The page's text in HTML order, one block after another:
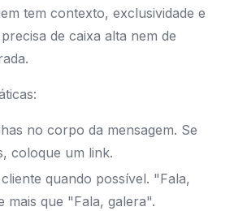
tem contexto, exclusividade e
de caixa alta nem de
no corpo da mensagem. Se
coloque um link.
quando possível. "Fala,
mais que "Fala, galera".